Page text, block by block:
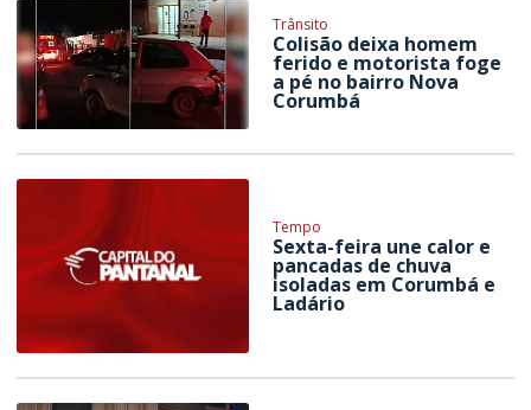
Trânsito
Colisão deixa homem
ferido e motorista foge
a pé no bairro Nova
Corumbá
Tempo
Sexta-feira une calor e
pancadas de chuva
isoladas em Corumbá e
Ladário